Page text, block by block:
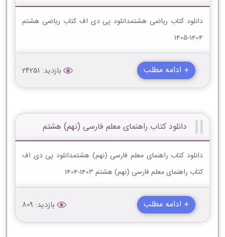
دانلود کتاب ریاضی هشتمدانلود پی دی اف کتاب ریاضی هشتم
1404-1405
+ ادامه مطلب بازدید: 24251
دانلود کتاب راهنمای معلم فارسی (نهم) هشتم
دانلود کتاب راهنمای معلم فارسی (نهم) هشتمدانلود پی دی اف
کتاب راهنمای معلم فارسی (نهم) هشتم 1403-1404
+ ادامه مطلب بازدید: 809